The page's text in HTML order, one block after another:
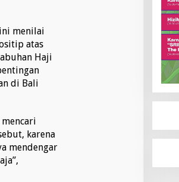
menilai
atas
Haji
di Bali
karena
mendengar